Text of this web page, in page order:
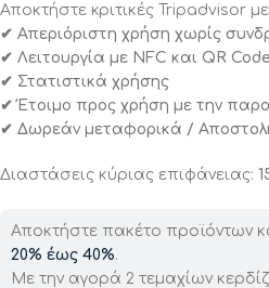
Αποκτήστε κριτικές Tripadvisor
✔ Απεριόριστη χρήση χωρίς
✔ Λειτουργία με NFC και QR Code
✔ Στατιστικά χρήσης
✔ Έτοιμο προς χρήση με την
✔ Δωρεάν μεταφορικά /
Διαστάσεις κύριας επιφάνειας:
Αποκτήστε πακέτο προϊόντων
20% έως 40%.
Με την αγορά 2 τεμαχίων